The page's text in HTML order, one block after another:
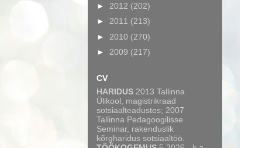
► 2012 (202)
► 2011 (213)
► 2010 (270)
► 2009 (217)
CV
HARIDUS 2013 Tallinna
Ülikool, magistrikraad
sotsiaalteadustes; 2007
Tallinna Pedagoogilisse
Seminar, rakenduslik
kõrgharidus sotsiaaltöö.